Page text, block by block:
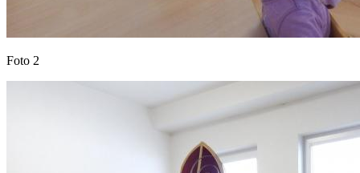
Foto 2